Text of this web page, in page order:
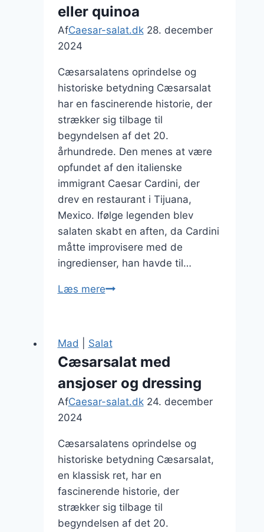
eller quinoa
AfCaesar-salat.dk 28. december
2024
Cæsarsalatens oprindelse og
historiske betydning Cæsarsalat
har en fascinerende historie, der
strækker sig tilbage til
begyndelsen af det 20.
århundrede. Den menes at være
opfundet af den italienske
immigrant Caesar Cardini, der
drev en restaurant i Tijuana,
Mexico. Ifølge legenden blev
salaten skabt en aften, da Cardini
måtte improvisere med de
ingredienser, han havde til…
Læs mereCæsarsalat
quinoa
Mad Salat
Cæsarsalat med
ansjoser og dressing
AfCaesar-salat.dk 24. december
2024
Cæsarsalatens oprindelse og
historiske betydning Cæsarsalat,
en klassisk ret, har en
fascinerende historie, der
strækker sig tilbage til
begyndelsen af det 20.